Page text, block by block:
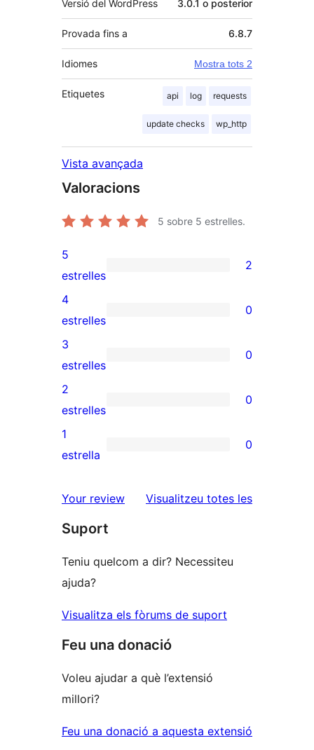
Versió del WordPress 3.0.1 o posterior
Provada fins a 6.8.7
Idiomes Mostra tots 2
Etiquetes api log requests
update checks wp_http
Vista avançada
Valoracions
5 sobre 5 estrelles.
2
valoracions
de
5
estrelles
5
estrelles
2
0
valoracions
de
4
estrelles
4
estrelles
0
0
valoracions
de
3
estrelles
3
estrelles
0
0
valoracions
de
estrelles
2
estrelles
0
0
de
estrelles
1
estrella
0
Your review Visualitzeu totes lesressenyes
Suport
Teniu quelcom a dir? Necessiteu
ajuda?
Visualitza els fòrums de suport
Feu una donació
Voleu ajudar a què l’extensió
millori?
Feu una donació a aquesta extensió